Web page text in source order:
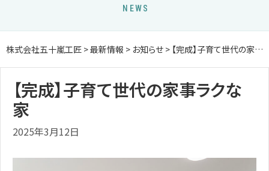
NEWS
株式会社五十嵐工匠 >最新情報 > お知らせ > 【完成】子育て世代の家事ラクな家
【完成】子育て世代の家事ラクな
家
2025年3月12日